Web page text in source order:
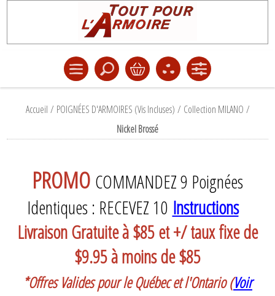
Accueil / POIGNÉES D'ARMOIRES (Vis Incluses) / Collection MILANO /
Nickel Brossé
PROMO COMMANDEZ 9 Poignées
Identiques : RECEVEZ 10 Instructions
Livraison Gratuite à $85 et +/ taux fixe de
$9.95 à moins de $85
*Offres Valides pour le Québec et l'Ontario (Voir